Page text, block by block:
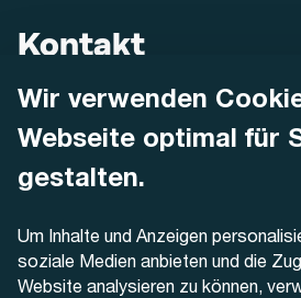
Wir verwenden
Webseite optimal für
gestalten.
Um Inhalte und Anzeigen
soziale Medien anbieten und die
Website analysieren zu können,
Kontakt
AREMO
Dornacherstrasse 48
4500 Solothurn
+41 32 622 37 22